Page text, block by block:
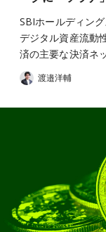
SBIホールディン
デジタル資産流動
済の主要な決済ネ
渡邉洋輔